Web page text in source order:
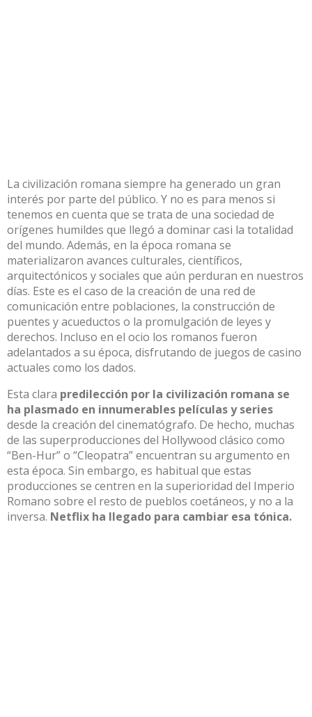
La civilización romana siempre ha generado un gran
interés por parte del público. Y no es para menos si
tenemos en cuenta que se trata de una sociedad de
orígenes humildes que llegó a dominar casi la totalidad
del mundo. Además, en la época romana se
materializaron avances culturales, científicos,
arquitectónicos y sociales que aún perduran en nuestros
días. Este es el caso de la creación de una red de
comunicación entre poblaciones, la construcción de
puentes y acueductos o la promulgación de leyes y
derechos. Incluso en el ocio los romanos fueron
adelantados a su época, disfrutando de juegos de casino
actuales como los dados.
Esta clara predilección por la civilización romana se
ha plasmado en innumerables películas y series
desde la creación del cinematógrafo. De hecho, muchas
de las superproducciones del Hollywood clásico como
“Ben-Hur” o “Cleopatra” encuentran su argumento en
esta época. Sin embargo, es habitual que estas
producciones se centren en la superioridad del Imperio
Romano sobre el resto de pueblos coetáneos, y no a la
inversa. Netflix ha llegado para cambiar esa tónica.